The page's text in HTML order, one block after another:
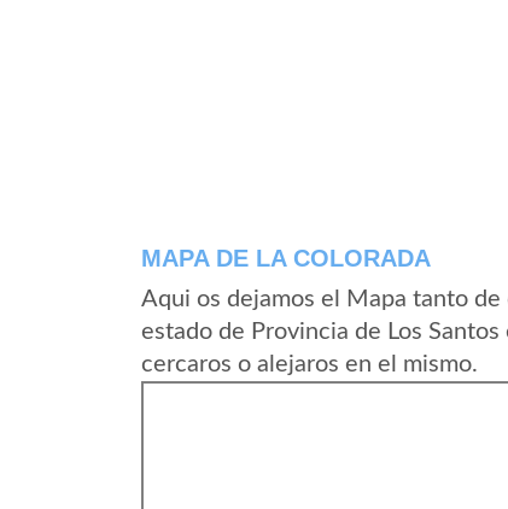
MAPA DE LA COLORADA
Aqui os dejamos el Mapa tanto de
estado de Provincia de Los
cercaros o alejaros en el mismo.